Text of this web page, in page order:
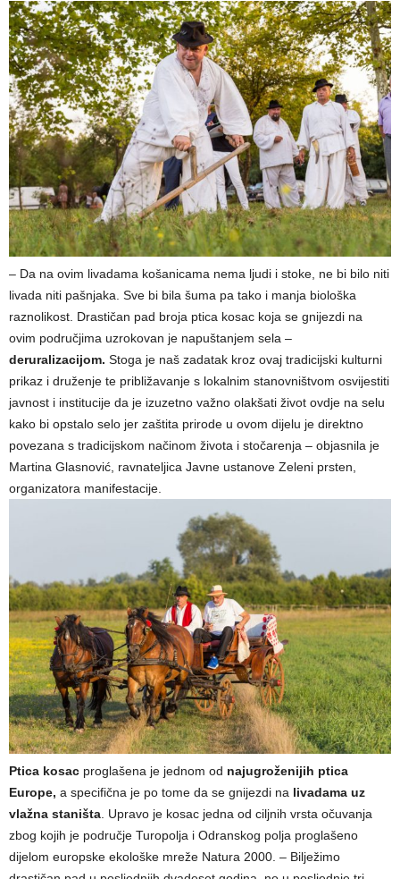
– Da na ovim livadama košanicama nema ljudi i stoke, ne bi bilo niti
livada niti pašnjaka. Sve bi bila šuma pa tako i manja biološka
raznolikost. Drastičan pad broja ptica kosac koja se gnijezdi na
ovim područjima uzrokovan je napuštanjem sela –
deruralizacijom. Stoga je naš zadatak kroz ovaj tradicijski kulturni
prikaz i druženje te približavanje s lokalnim stanovništvom osvijestiti
javnost i institucije da je izuzetno važno olakšati život ovdje na selu
kako bi opstalo selo jer zaštita prirode u ovom dijelu je direktno
povezana s tradicijskom načinom života i stočarenja – objasnila je
Martina Glasnović, ravnateljica Javne ustanove Zeleni prsten,
organizatora manifestacije.
Ptica kosac proglašena je jednom od najugroženijih ptica
Europe, a specifična je po tome da se gnijezdi na livadama uz
vlažna staništa . Upravo je kosac jedna od ciljnih vrsta očuvanja
zbog kojih je područje Turopolja i Odranskog polja proglašeno
dijelom europske ekološke mreže Natura 2000. – Bilježimo